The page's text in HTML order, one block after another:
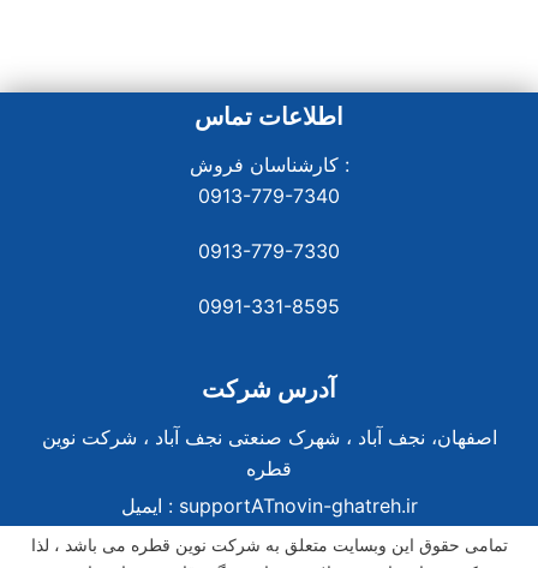
اطلاعات تماس
کارشناسان فروش :
0913-779-7340
0913-779-7330
0991-331-8595
آدرس شرکت
اصفهان، نجف آباد ، شهرک صنعتی نجف آباد ، شرکت نوین
قطره
ایمیل : supportATnovin-ghatreh.ir
تمامی حقوق این وبسایت متعلق به شرکت نوین قطره می باشد ، لذا